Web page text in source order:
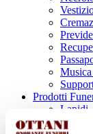
Prodotti
Lapidi,
Urne